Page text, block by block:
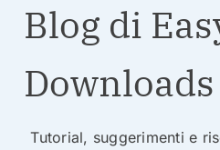
Blog di
Downloads
Tutorial, suggerimenti e